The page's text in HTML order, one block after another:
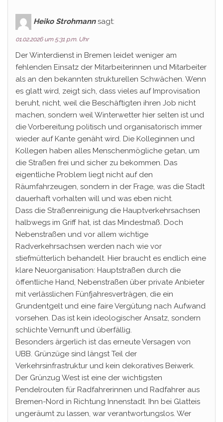
Heiko Strohmann sagt:
01.02.2026 um 5:31 p.m. Uhr
Der Winterdienst in Bremen leidet weniger am
fehlenden Einsatz der Mitarbeiterinnen und Mitarbeiter
als an den bekannten strukturellen Schwächen. Wenn
es glatt wird, zeigt sich, dass vieles auf Improvisation
beruht, nicht, weil die Beschäftigten ihren Job nicht
machen, sondern weil Winterwetter hier selten ist und
die Vorbereitung politisch und organisatorisch immer
wieder auf Kante genäht wird. Die Kolleginnen und
Kollegen haben alles Menschenmögliche getan, um
die Straßen frei und sicher zu bekommen. Das
eigentliche Problem liegt nicht auf den
Räumfahrzeugen, sondern in der Frage, was die Stadt
dauerhaft vorhalten will und was eben nicht.
Dass die Straßenreinigung die Hauptverkehrsachsen
halbwegs im Griff hat, ist das Mindestmaß. Doch
Nebenstraßen und vor allem wichtige
Radverkehrsachsen werden nach wie vor
stiefmütterlich behandelt. Hier braucht es endlich eine
klare Neuorganisation: Hauptstraßen durch die
öffentliche Hand, Nebenstraßen über private Anbieter
mit verlässlichen Fünfjahresverträgen, die ein
Grundentgelt und eine faire Vergütung nach Aufwand
vorsehen. Das ist kein ideologischer Ansatz, sondern
schlichte Vernunft und überfällig.
Besonders ärgerlich ist das erneute Versagen von
UBB. Grünzüge sind längst Teil der
Verkehrsinfrastruktur und kein dekoratives Beiwerk.
Der Grünzug West ist eine der wichtigsten
Pendelrouten für Radfahrerinnen und Radfahrer aus
Bremen-Nord in Richtung Innenstadt. Ihn bei Glatteis
ungeräumt zu lassen, war verantwortungslos. Wer